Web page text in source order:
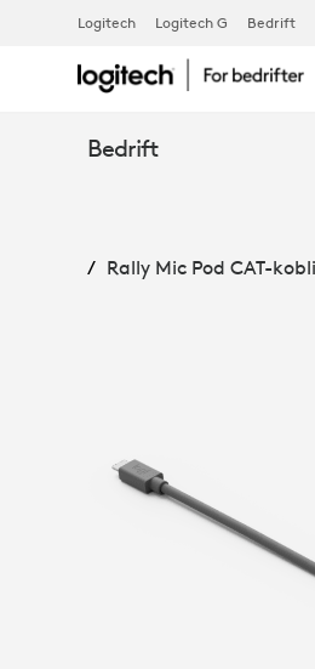
RALLY
MIC
POD
Logitech Logitech G Bedrift
Bedrift
Rally Mic Pod CAT-